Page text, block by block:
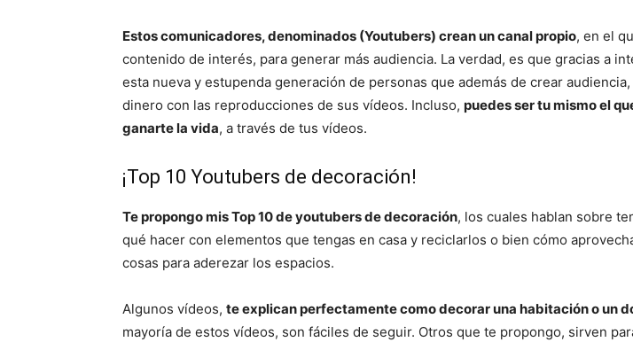
Estos comunicadores, denominados (Youtubers) crean un canal propio, en el
contenido de interés, para generar más audiencia. La verdad, es que gracias a
esta nueva y estupenda generación de personas que además de crear
dinero con las reproducciones de sus vídeos. Incluso, puedes ser tu mismo el
ganarte la vida, a través de tus vídeos.
¡Top 10 Youtubers de decoración!
Te propongo mis Top 10 de youtubers de decoración, los cuales hablan sobre
qué hacer con elementos que tengas en casa y reciclarlos o bien cómo
cosas para aderezar los espacios.
Algunos vídeos, te explican perfectamente como decorar una habitación o un
mayoría de estos vídeos, son fáciles de seguir. Otros que te propongo, sirven